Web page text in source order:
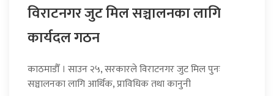
विराटनगर जुट मिल सञ्चालनका लागि
कार्यदल गठन
काठमाडौँ । साउन २५, सरकारले विराटनगर जुट मिल पुनः
सञ्चालनका लागि आर्थिक, प्राविधिक तथा कानुनी